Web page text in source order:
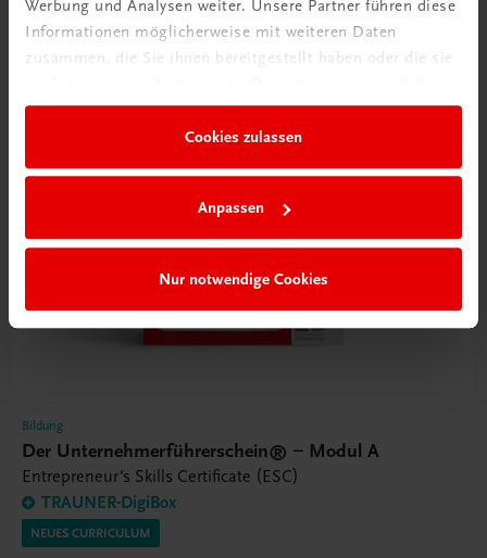
Werbung und Analysen weiter. Unsere Partner führen diese
Informationen möglicherweise mit weiteren Daten
zusammen, die Sie ihnen bereitgestellt haben oder die sie
Cookies zulassen
Anpassen
Nur notwendige Cookies
Bildung
Der Unternehmerführerschein® – Modul A
Entrepreneur's Skills Certificate (ESC)
TRAUNER-DigiBox
NEUES CURRICULUM